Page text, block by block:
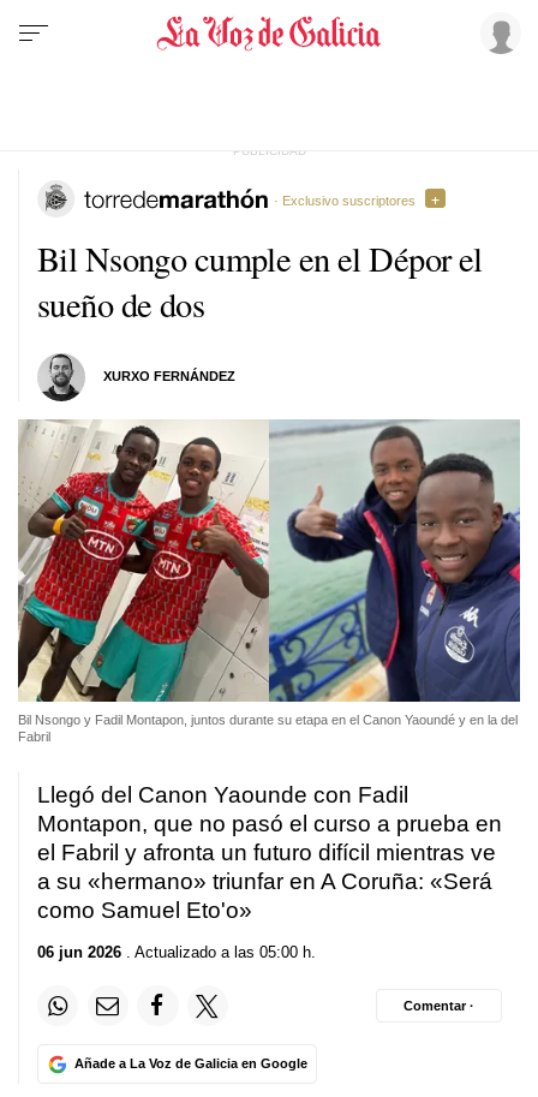
Bil Nsongo cumple en el Dépor el
sueño de dos
XURXO FERNÁNDEZ
· Exclusivo suscriptores
Bil Nsongo y Fadil Montapon, juntos durante su etapa en el Canon Yaoundé y en la del
Fabril
Llegó del Canon Yaounde con Fadil
Montapon, que no pasó el curso a prueba en
el Fabril y afronta un futuro difícil mientras ve
a su «hermano» triunfar en A Coruña: «Será
como Samuel Eto'o»
06 jun 2026 . Actualizado a las 05:00 h.
Añade a La Voz de Galicia en Google
Comentar ·